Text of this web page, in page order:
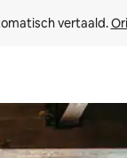
vertaald.